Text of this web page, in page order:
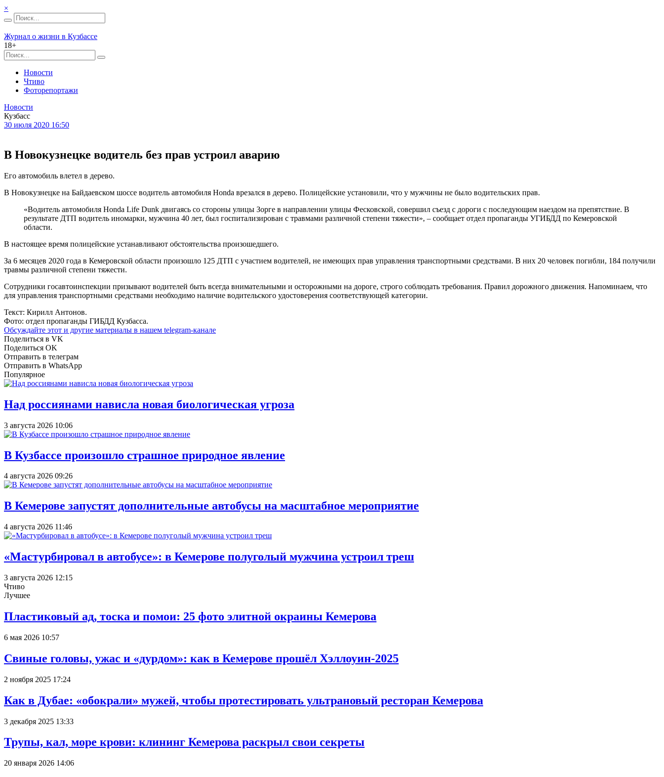
×
Журнал о жизни в Кузбассе
18+
Новости
Чтиво
Фоторепортажи
Новости
Кузбасс
30 июля 2020 16:50
В Новокузнецке водитель без прав устроил аварию
Его автомобиль влетел в дерево.
В Новокузнецке на Байдаевском шоссе водитель автомобиля Honda врезался в дерево. Полицейские установили, что у мужчины не было водительских прав.
«Водитель автомобиля Honda Life Dunk двигаясь со стороны улицы Зорге в направлении улицы Фесковской, совершил съезд с дороги с последующим наездом на препятствие. В
результате ДТП водитель иномарки, мужчина 40 лет, был госпитализирован с травмами различной степени тяжести», – сообщает отдел пропаганды УГИБДД по Кемеровской
области.
В настоящее время полицейские устанавливают обстоятельства произошедшего.
За 6 месяцев 2020 года в Кемеровской области произошло 125 ДТП с участием водителей, не имеющих прав управления транспортными средствами. В них 20 человек погибли, 184 получили
травмы различной степени тяжести.
Сотрудники госавтоинспекции призывают водителей быть всегда внимательными и осторожными на дороге, строго соблюдать требования. Правил дорожного движения. Напоминаем, что
для управления транспортными средствами необходимо наличие водительского удостоверения соответствующей категории.
Текст: Кирилл Антонов.
Фото: отдел пропаганды ГИБДД Кузбасса.
Обсуждайте этот и другие материалы в нашем telegram-канале
Поделиться в VK
Поделиться OK
Отправить в телеграм
Отправить в WhatsApp
Популярное
Над россиянами нависла новая биологическая угроза
3 августа 2026 10:06
В Кузбассе произошло страшное природное явление
4 августа 2026 09:26
В Кемерове запустят дополнительные автобусы на масштабное мероприятие
4 августа 2026 11:46
«Мастурбировал в автобусе»: в Кемерове полуголый мужчина устроил треш
3 августа 2026 12:15
Чтиво
Лучшее
Пластиковый ад, тоска и помои: 25 фото элитной окраины Кемерова
6 мая 2026 10:57
Свиные головы, ужас и «дурдом»: как в Кемерове прошёл Хэллоуин-2025
2 ноября 2025 17:24
Как в Дубае: «обокрали» мужей, чтобы протестировать ультрановый ресторан Кемерова
3 декабря 2025 13:33
Трупы, кал, море крови: клининг Кемерова раскрыл свои секреты
20 января 2026 14:06